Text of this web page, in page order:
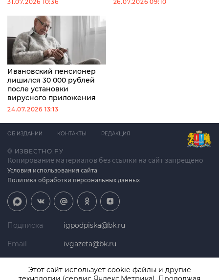
31.07.2026 10:36 26.07.2026 09:10
Ивановский пенсионер
лишился 30 000 рублей
после установки
вирусного приложения
24.07.2026 13:13
© ИЗВЕСТНО.РУ
Копирование материалов без ссылки на сайт запрещено
Условия использования сайта
Политика обработки персональных данных
ОБ ИЗДАНИИ КОНТАКТЫ РЕДАКЦИЯ
Подписка igpodpiska@bk.ru
Email ivgazeta@bk.ru
Этот сайт использует cookie-файлы и другие